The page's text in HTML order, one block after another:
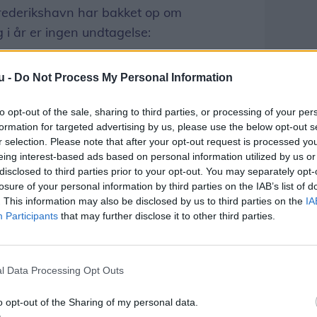
- Do Not Process My Personal Information
opt-out of the sale, sharing to third parties, or processing of your
for targeted advertising by us, please use the below opt-out
selection. Please note that after your opt-out request is processed
interest-based ads based on personal information utilized by us
to third parties prior to your opt-out. You may separately
of your personal information by third parties on the IAB’s list of
This information may also be disclosed by us to third parties on the
Participants that may further disclose it to other third parties.
Data Processing Opt Outs
opt-out of the Sharing of my personal data.
har bakket op om
i år er ingen undtagelse:
hjemmeværnet står for, og får vi så nye
sidegevinst , siger Hans Kurt Toft
at få stillet sulten og tørsten på dagen.
på erstatningskaffe, og Bangsbo
hele dagen. Ved museet
købe is.